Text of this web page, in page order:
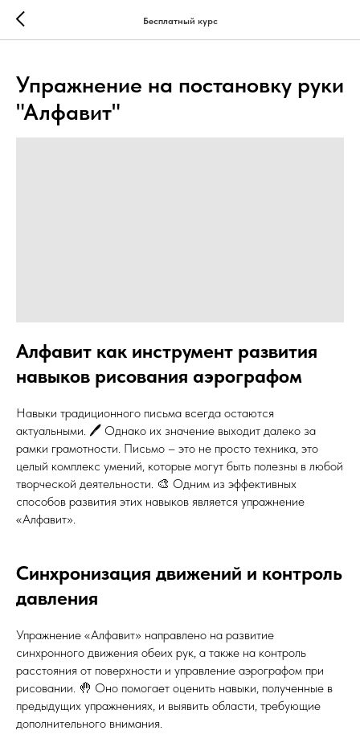
Бесплатный курс
Упражнение на постановку руки
"Алфавит"
Алфавит как инструмент развития
навыков рисования аэрографом
Навыки традиционного письма всегда остаются
актуальными. 🖊️ Однако их значение выходит далеко за
рамки грамотности. Письмо – это не просто техника, это
целый комплекс умений, которые могут быть полезны в любой
творческой деятельности. 🎨 Одним из эффективных
способов развития этих навыков является упражнение
«Алфавит».
Синхронизация движений и контроль
давления
Упражнение «Алфавит» направлено на развитие
синхронного движения обеих рук, а также на контроль
расстояния от поверхности и управление аэрографом при
рисовании. 🤚 Оно помогает оценить навыки, полученные в
предыдущих упражнениях, и выявить области, требующие
дополнительного внимания.